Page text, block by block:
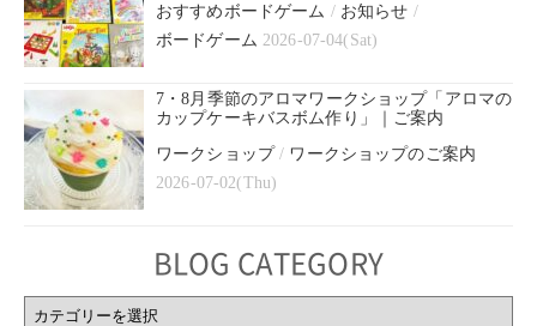
おすすめボードゲーム / お知らせ /
ボードゲーム 2026-07-04(Sat)
7・8月季節のアロマワークショップ「アロマの
カップケーキバスボム作り」｜ご案内
ワークショップ/ ワークショップのご案内
2026-07-02(Thu)
BLOG CATEGORY
BLOG